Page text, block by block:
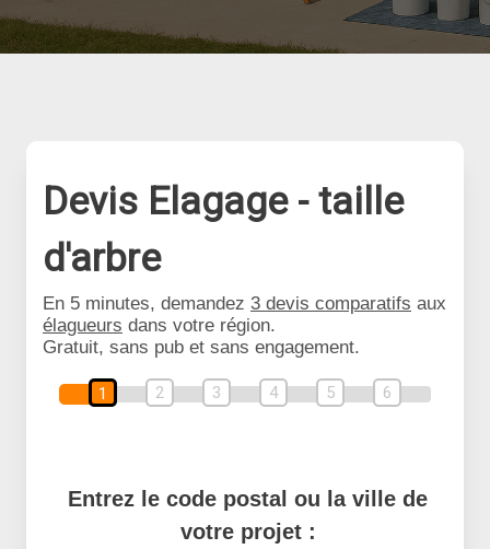
Devis Elagage - taille
d'arbre
En 5 minutes, demandez 3 devis comparatifs aux
élagueurs dans votre région.
Gratuit, sans pub et sans engagement.
1 2 3 4 5 6
Entrez le code postal ou la ville de
votre projet :